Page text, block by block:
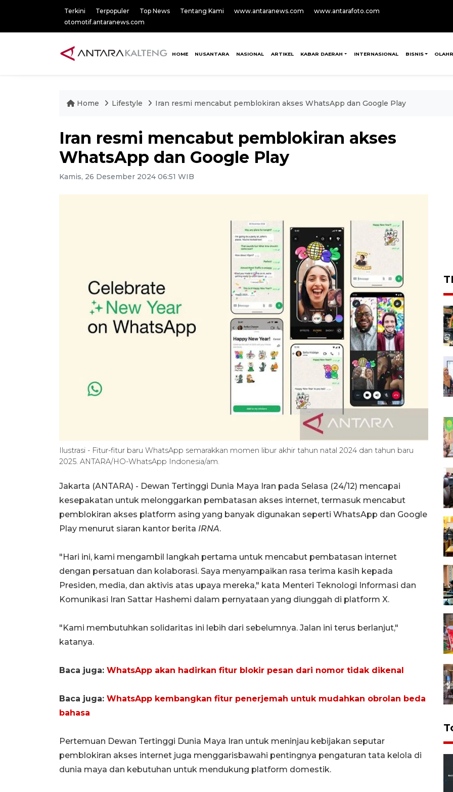
Terkini Terpopuler Top News Tentang Kami www.antaranews.com
www.antarafoto.com
otomotif.antaranews.com
HOME NUSANTARA NASIONAL ARTIKEL KABAR DAERAH INTERNASIONAL BISNIS
Home Lifestyle Iran resmi mencabut pemblokiran akses WhatsApp dan Google Play
Iran resmi mencabut pemblokiran akses
WhatsApp dan Google Play
Kamis, 26 Desember 2024 06:51 WIB
Ilustrasi - Fitur-fitur baru WhatsApp semarakkan momen libur akhir tahun natal 2024 dan tahun baru
2025. ANTARA/HO-WhatsApp Indonesia/am.
Jakarta (ANTARA) - Dewan Tertinggi Dunia Maya Iran pada Selasa (24/12) mencapai
kesepakatan untuk melonggarkan pembatasan akses internet, termasuk mencabut
pemblokiran akses platform asing yang banyak digunakan seperti WhatsApp dan Google
Play menurut siaran kantor berita IRNA.
"Hari ini, kami mengambil langkah pertama untuk mencabut pembatasan internet
dengan persatuan dan kolaborasi. Saya menyampaikan rasa terima kasih kepada
Presiden, media, dan aktivis atas upaya mereka," kata Menteri Teknologi Informasi dan
Komunikasi Iran Sattar Hashemi dalam pernyataan yang diunggah di platform X.
"Kami membutuhkan solidaritas ini lebih dari sebelumnya. Jalan ini terus berlanjut,"
katanya.
Baca juga: WhatsApp akan hadirkan fitur blokir pesan dari nomor tidak dikenal
Baca juga: WhatsApp kembangkan fitur penerjemah untuk mudahkan obrolan beda
bahasa
Pertemuan Dewan Tertinggi Dunia Maya Iran untuk meninjau kebijakan seputar
pemblokiran akses internet juga menggarisbawahi pentingnya pengaturan tata kelola di
dunia maya dan kebutuhan untuk mendukung platform domestik.